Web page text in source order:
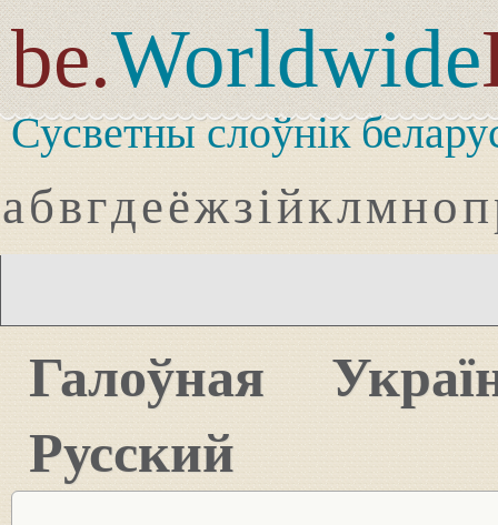
be.Worldwide
Сусветны слоўнік
абвгдеёжзійклмноп
Галоўная
Русский